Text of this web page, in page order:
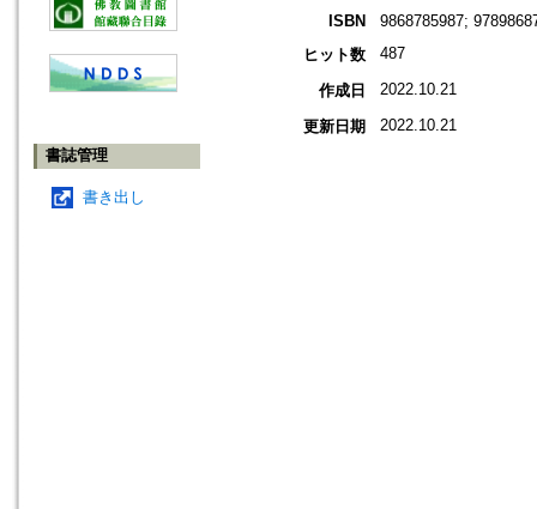
書誌管理
書き出し
ISBN
9868785987;
ヒット数
487
作成日 2022.10.21
更新日期 2022.10.21